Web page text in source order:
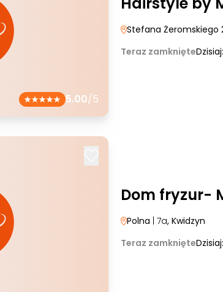
5.00/5
Stefana Żeromskiego
Teraz zamknięteDzisiaj:
Dom fryzur-
Polna | 7a, Kwidzyn
Teraz zamknięteDzisiaj: